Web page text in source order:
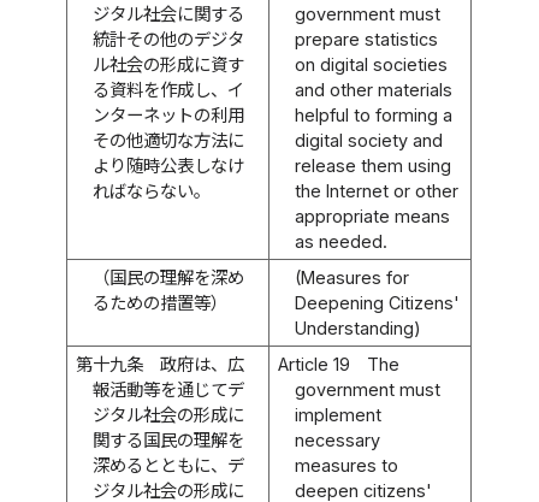
ジタル社会に関する
統計その他のデジタ
ル社会の形成に資す
る資料を作成し、イ
ンターネットの利用
その他適切な方法に
より随時公表しなけ
ればならない。
government must
prepare statistics
on digital societies
and other materials
helpful to forming a
digital society and
release them using
the Internet or other
appropriate means
as needed.
（国民の理解を深め
るための措置等）
(Measures for
Deepening Citizens'
Understanding)
第十九条
政府は、広
報活動等を通じてデ
ジタル社会の形成に
関する国民の理解を
深めるとともに、デ
ジタル社会の形成に
Article 19
The
government must
implement
necessary
measures to
deepen citizens'